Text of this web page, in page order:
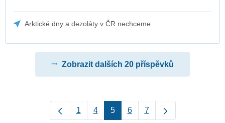
Arktické dny a dezoláty v ČR nechceme
Zobrazit dalších 20 příspěvků
1 4 5 6 7